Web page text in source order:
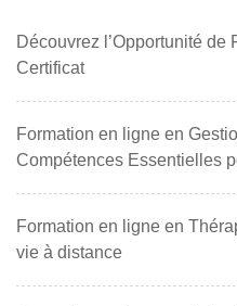
Découvrez l’Opportunité de
Certificat
Formation en ligne en
Compétences Essentielles
Formation en ligne en
vie à distance